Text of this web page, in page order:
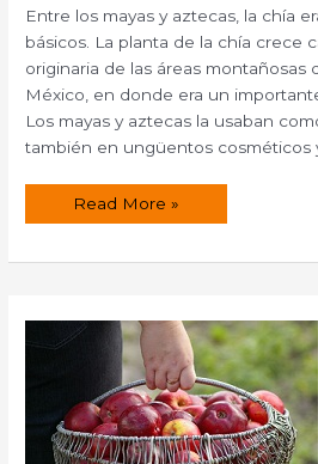
Entre los mayas y aztecas, la chía
básicos. La planta de la chía crece
originaria de las áreas montañosas
México, en donde era un
Los mayas y aztecas la usaban
también en ungüentos cosméticos
Propiedades
(Salvia
Read More »